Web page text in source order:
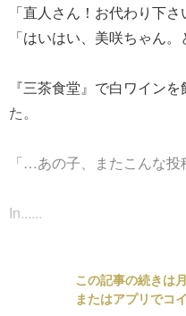
「直人さん！お代わり下さ
「はいはい、美咲ちゃん。
『三茶食堂』で白ワイン
た。
「…あの子、またこんな投
In......
この記事の続きは
またはアプリでコ